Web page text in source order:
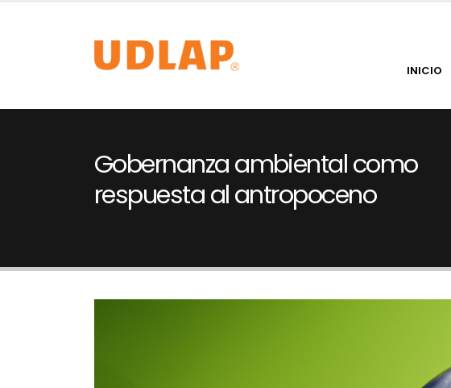
INICIO
Gobernanza ambiental como
respuesta al antropoceno